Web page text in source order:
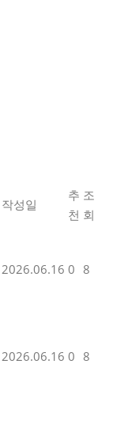
작성일
추
천
조
회
2026.06.16 0 8
2026.06.16 0 8